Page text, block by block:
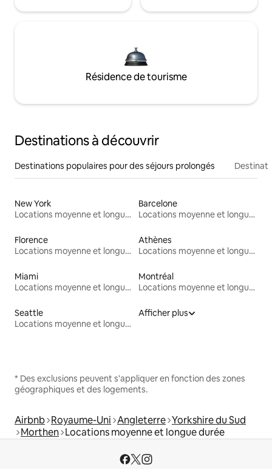
Résidence de tourisme
Destinations à découvrir
Destinations populaires pour des séjours prolongés
New York
Locations moyenne et longue durée
Barcelone
Locations moyenne et longue durée
Florence
Locations moyenne et longue durée
Athènes
Locations moyenne et longue durée
Miami
Locations moyenne et longue durée
Montréal
Locations moyenne et longue durée
Seattle
Locations moyenne et longue durée
Afficher plus
* Des exclusions peuvent s'appliquer en fonction des zones
géographiques et des logements.
Airbnb Royaume-Uni Angleterre Yorkshire du Sud
Morthen Locations moyenne et longue durée